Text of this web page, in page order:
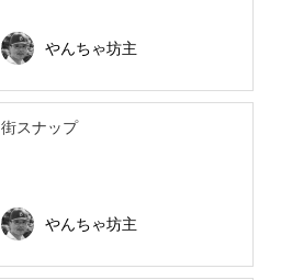
やんちゃ坊主
街スナップ
やんちゃ坊主